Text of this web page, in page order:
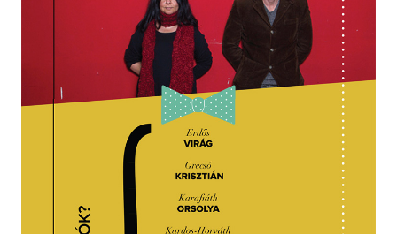
Társadalomtudomány
Természettudomány
Történelem